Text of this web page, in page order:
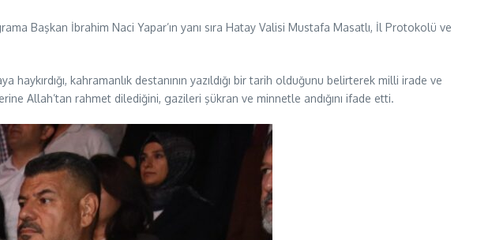
Başkan İbrahim Naci Yapar’ın yanı sıra Hatay Valisi Mustafa Masatlı, İl Protokolü ve
kahramanlık destanının yazıldığı bir tarih olduğunu belirterek milli irade ve
Allah’tan rahmet dilediğini, gazileri şükran ve minnetle andığını ifade etti.